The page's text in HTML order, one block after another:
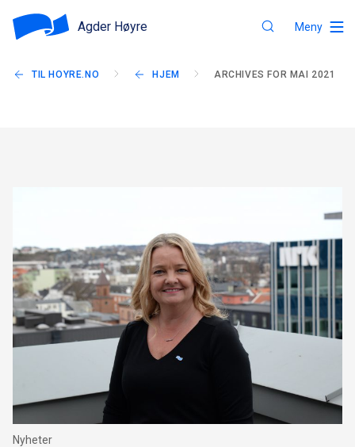
Agder Høyre Meny
TIL HOYRE.NO HJEM ARCHIVES FOR MAI 2021
Nyheter